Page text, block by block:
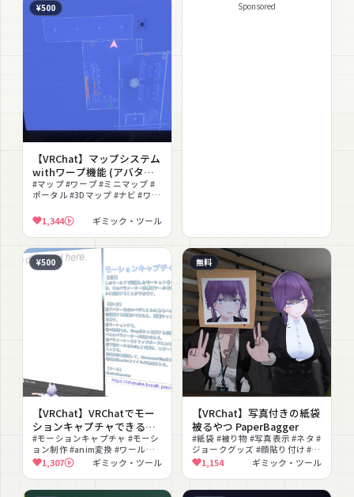
¥500
【VRChat】マップシステム
withワープ機能 (アバター
ギミック) MapSystem
with Warp
#マップ #ワープ #ミニマップ #
ポータル #3Dマップ #ナビ #ワー
ック1,344 ギミック・ツール
Sponsored
¥500
【VRChat】VRChatでモー
ションキャプチャできるや
つ MotionDecoder
#モーションキャプチャ #モーシ
ョン制作 #anim変換 #ワールド
連携 #撮影向け #アニメ制作 #無
料お試し #Humanoid #アニメー
ション
1,307 ギミック・ツール
無料
【VRChat】写真付きの紙袋
被るやつ PaperBagger
#紙袋 #被り物 #写真表示 #ネタ #
ジョークグッズ #顔貼り付け #撮
影 #顔隠し #コミカル
1,154 ギミック・ツール